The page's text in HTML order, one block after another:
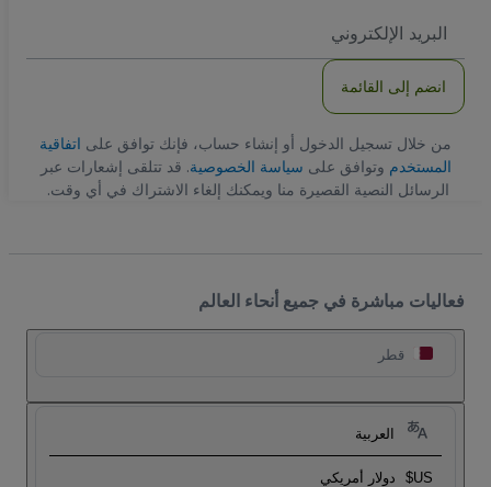
الاكتروني
انضم إلى القائمة
من خلال تسجيل الدخول أو إنشاء حساب، فإنك توافق علىاتفاقية
المستخدموتوافق علىسياسة الخصوصية. قد تتلقى إشعارات عبر
الرسائل النصية القصيرة منا ويمكنك إلغاء الاشتراك في أي وقت.
فعاليات مباشرة في جميع أنحاء العالم
قطر
العربية
US$ دولار أمريكي